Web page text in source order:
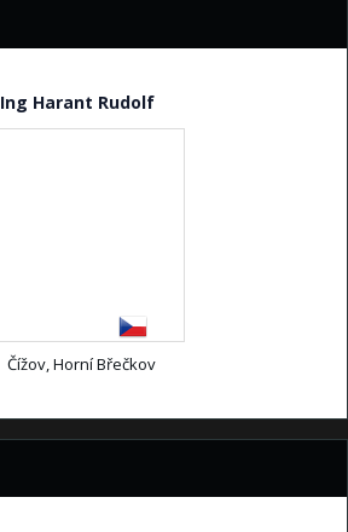
Ing Harant Rudolf
Čížov, Horní Břečkov